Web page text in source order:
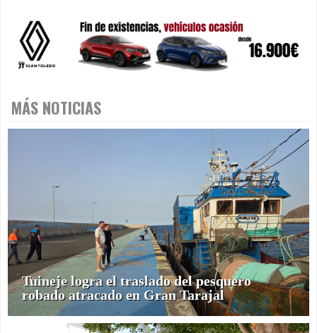
MÁS NOTICIAS
Tuineje logra el traslado del pesquero
robado atracado en Gran Tarajal